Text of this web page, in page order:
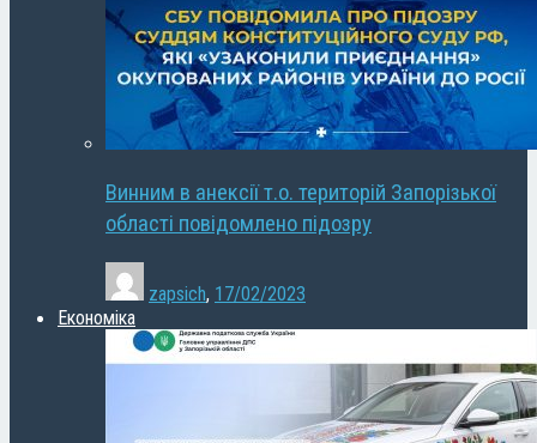
Винним в анексії т.о. територій Запорізької
області повідомлено підозру
zapsich, 17/02/2023
Економіка